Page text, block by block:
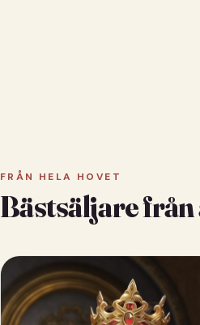
FRÅN HELA HOVET
Bästsäljare från